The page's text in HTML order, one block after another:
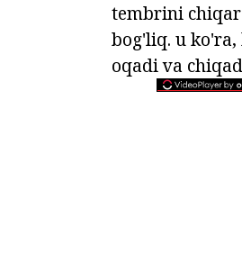
tembrini
bog'liq. u
oqadi va